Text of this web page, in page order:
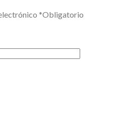
*Obligatorio